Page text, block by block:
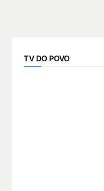
TV DO POVO